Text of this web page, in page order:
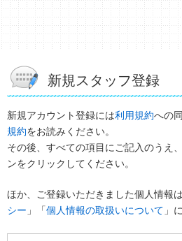
新規スタッフ登録
新規アカウント登録には利用規約への
規約をお読みください。
その後、すべての項目にご記入のうえ
ンをクリックしてください。
ほか、ご登録いただきました個人情報は
シー 」「個人情報の取扱いについて 」